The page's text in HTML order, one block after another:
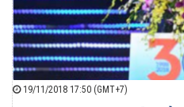
19/11/2018 17:50 (GMT+7)